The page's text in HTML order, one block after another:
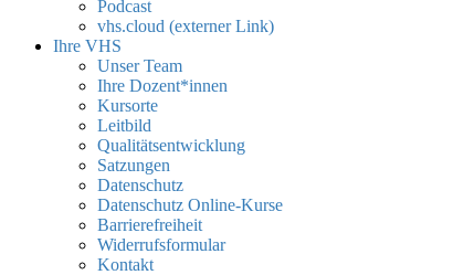
Podcast
vhs.cloud (externer Link)
Ihre VHS
Unser Team
Ihre Dozent*innen
Kursorte
Leitbild
Qualitätsentwicklung
Satzungen
Datenschutz
Datenschutz Online-Kurse
Barrierefreiheit
Widerrufsformular
Kontakt